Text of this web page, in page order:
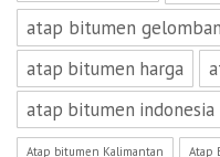
atap bitumen
atap bitumen harga
atap bitumen indonesia
Atap bitumen Kalimantan Atap